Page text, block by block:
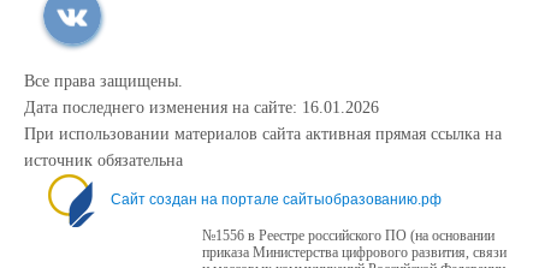
Все права защищены.
Дата последнего изменения на сайте: 16.01.2026
При использовании материалов сайта активная прямая ссылка на
источник обязательна
Сайт создан на портале сайтыобразованию.рф
№1556 в Реестре российского ПО (на основании
приказа Министерства цифрового развития, связи